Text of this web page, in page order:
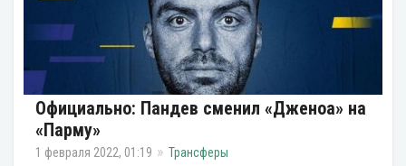
Официально: Пандев сменил «Дженоа» на
«Парму»
1 февраля 2022, 01:19 Трансферы